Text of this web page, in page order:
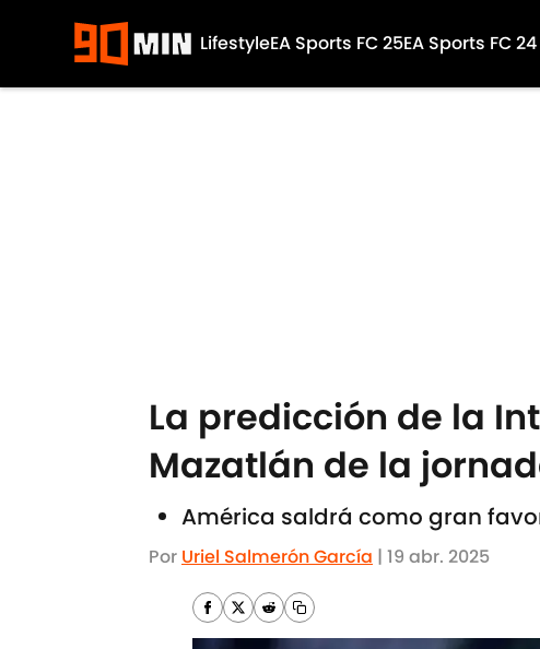
LifestyleEA Sports FC 25EA Sports FC 24
La predicción de la
Mazatlán de la
América saldrá como gran
Por Uriel Salmerón García | 19 abr. 2025